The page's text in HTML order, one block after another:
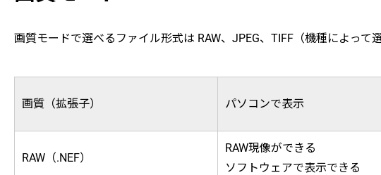
画質モードで選べるファイル形式は RAW、JPEG、TIFF（機種によって
画質（拡張子） パソコンで表示
RAW（.NEF）
RAW現像ができる
ソフトウェアで表示できる